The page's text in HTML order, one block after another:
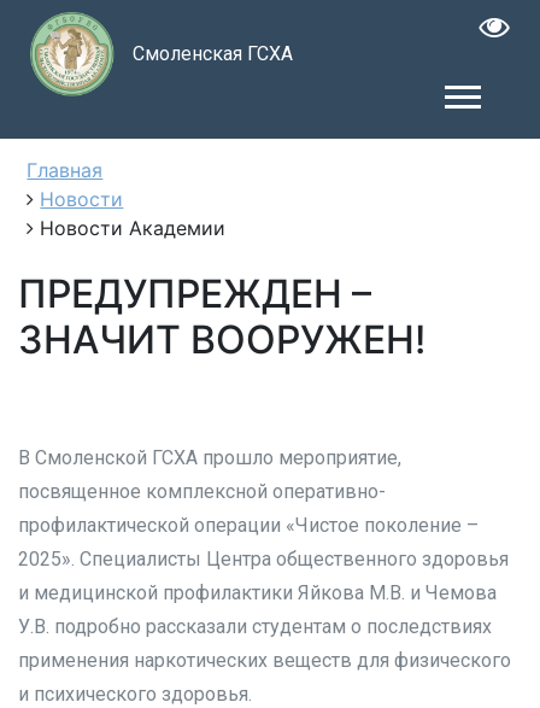
Смоленская ГСХА
Главная
Новости
Новости Академии
ПРЕДУПРЕЖДЕН –
ЗНАЧИТ ВООРУЖЕН!
В Смоленской ГСХА прошло мероприятие,
посвященное комплексной оперативно-
профилактической операции «Чистое поколение –
2025». Специалисты Центра общественного здоровья
и медицинской профилактики Яйкова М.В. и Чемова
У.В. подробно рассказали студентам о последствиях
применения наркотических веществ для физического
и психического здоровья.